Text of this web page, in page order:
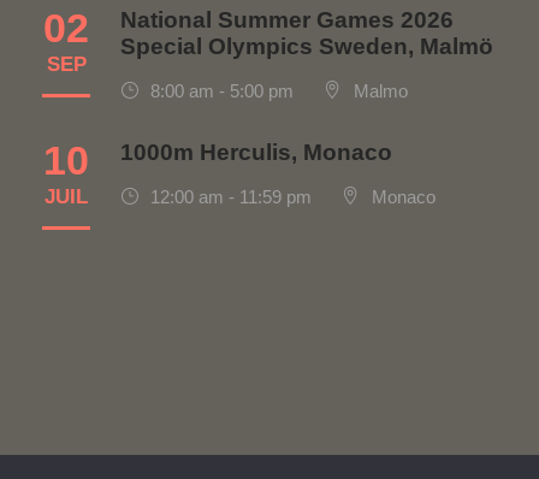
02
SEP
National Summer Games 2026
Special Olympics Sweden, Malmö
8:00 am - 5:00 pm Malmo
10
JUIL
1000m Herculis, Monaco
12:00 am - 11:59 pm Monaco